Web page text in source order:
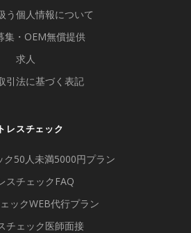
う個人情報について
集・OEM無償提供
求人
引法に基づく表記
レスチェック
ク50人未満5000円プラン
スチェックFAQ
ックWEB代行プラン
チェック医師面接